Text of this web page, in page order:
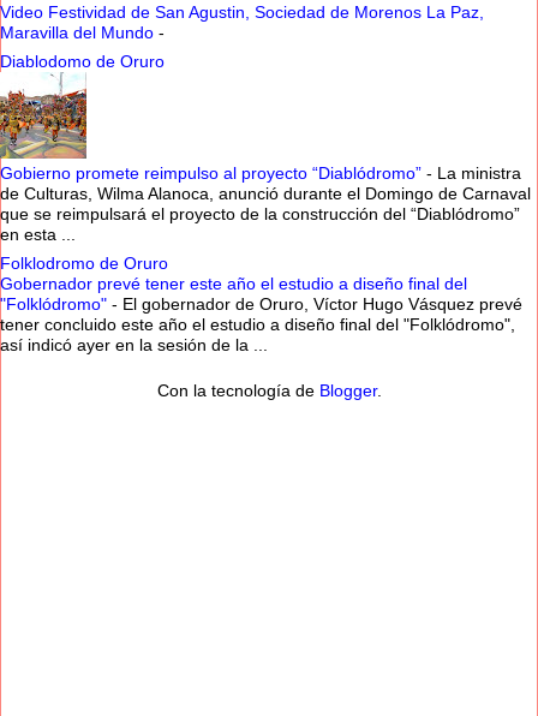
Video Festividad de San Agustin, Sociedad de Morenos La Paz,
Maravilla del Mundo -
Diablodomo de Oruro
Gobierno promete reimpulso al proyecto “Diablódromo” - La ministra
de Culturas, Wilma Alanoca, anunció durante el Domingo de Carnaval
que se reimpulsará el proyecto de la construcción del “Diablódromo”
en esta ...
Folklodromo de Oruro
Gobernador prevé tener este año el estudio a diseño final del
"Folklódromo" - El gobernador de Oruro, Víctor Hugo Vásquez prevé
tener concluido este año el estudio a diseño final del "Folklódromo",
así indicó ayer en la sesión de la ...
Con la tecnología de Blogger.